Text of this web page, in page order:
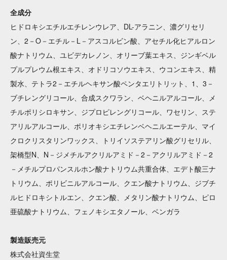
全成分
ヒドロキシエチルエチレンウレア、DL-アラニン、濃グリセリ
ン、2－O－エチル－L－アスコルビン酸、アセチル化ヒアルロン
酸ナトリウム、ユビデカレノン、オリーブ葉エキス、ジンギベル
プルプレウム根エキス、オドリコソウエキス、ウコンエキス、精
製水、テトラ2－エチルヘキサン酸ペンタエリトリット、1、3－
ブチレングリコール、合成スクワラン、ベヘニルアルコール、メ
チルポリシロキサン、ジプロピレングリコール、ワセリン、ステ
アリルアルコール、ポリオキシエチレンベヘニルエーテル、マイ
クロクリスタリンワックス、トリイソステアリン酸グリセリル、
架橋型N、N－ジメチルアクリルアミド－2－アクリルアミド－2
－メチルプロパンスルホン酸ナトリウム共重合体、エデト酸三ナ
トリウム、ポリビニルアルコール、クエン酸ナトリウム、ジブチ
ルヒドロキシトルエン、クエン酸、メタリン酸ナトリウム、ピロ
亜硫酸ナトリウム、フェノキシエタノール、ベンガラ
製造販売元
株式会社資生堂